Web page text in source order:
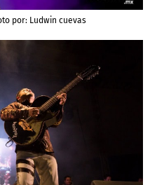
por: Ludwin cuevas